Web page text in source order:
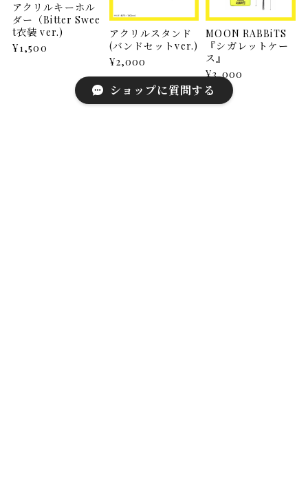
アクリルキーホル
ダー（Bitter Swee
t衣装 ver.)
¥1,500
アクリルスタンド
(バンドセットver.)
¥2,000
MOON RABBiTS
『シガレットケー
ス』
¥3,000
ショップに質問する